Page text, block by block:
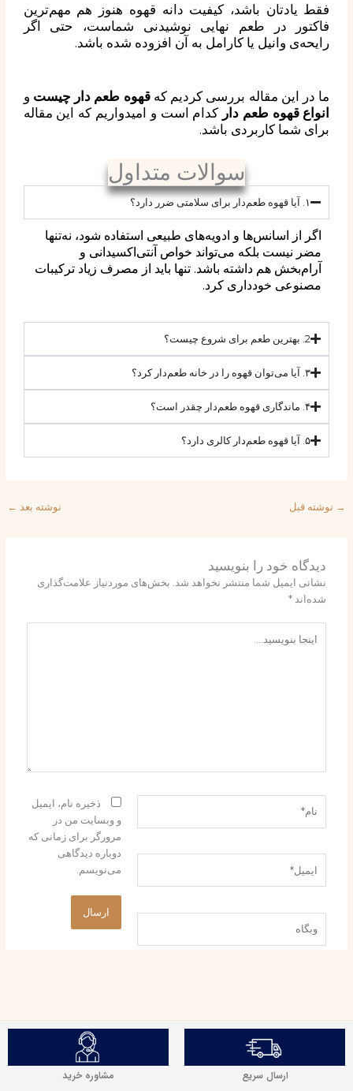
فقط یادتان باشد، کیفیت دانه قهوه هنوز هم مهم‌ترین
فاکتور در طعم نهایی نوشیدنی شماست، حتی اگر
رایحه‌ی وانیل یا کارامل به آن افزوده شده باشد.
ما در این مقاله بررسی کردیم کهقهوه طعم دار چیستو
انواع قهوه طعم دارکدام است و امیدواریم که این مقاله
برای شما کاربردی باشد.
سوالات متداول
۱. آیا قهوه طعم‌دار برای سلامتی ضرر دارد؟
اگر از اسانس‌ها و ادویه‌های طبیعی استفاده شود، نه‌تنها
مضر نیست بلکه می‌تواند خواص آنتی‌اکسیدانی و
آرام‌بخش هم داشته باشد. تنها باید از مصرف زیاد ترکیبات
مصنوعی خودداری کرد.
2. بهترین طعم برای شروع چیست؟
۳. آیا می‌توان قهوه را در خانه طعم‌دار کرد؟
۴. ماندگاری قهوه طعم‌دار چقدر است؟
۵. آیا قهوه طعم‌دار کالری دارد؟
نوشته قبل نوشته بعد←
دیدگاه‌ خود را بنویسید
نشانی ایمیل شما منتشر نخواهد شد. بخش‌های موردنیاز علامت‌گذاری
شده‌اند*
بنویسید…
ذخیره نام، ایمیل
و وبسایت من در
مرورگر برای زمانی که
دوباره دیدگاهی
می‌نویسم.
ارسال سریع مشاوره خرید